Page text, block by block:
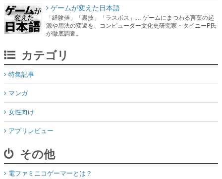
ゲームが変えた日本語
「経験値」「裏技」「ラスボス」… ゲームにまつわる言葉の起
源や用法の変遷を、コンピューター文化史研究家・タイニーP氏
が徹底調査。
カテゴリ
特集記事
マンガ
女性向け
アプリレビュー
その他
電ファミニコゲーマーとは？